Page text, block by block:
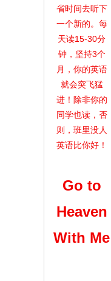
省时间去听下
一个新的。每
天读15-30分
钟，坚持3个
月，你的英语
就会突飞猛
进！除非你的
同学也读，否
则，班里没人
英语比你好！
Go to
Heaven
With Me